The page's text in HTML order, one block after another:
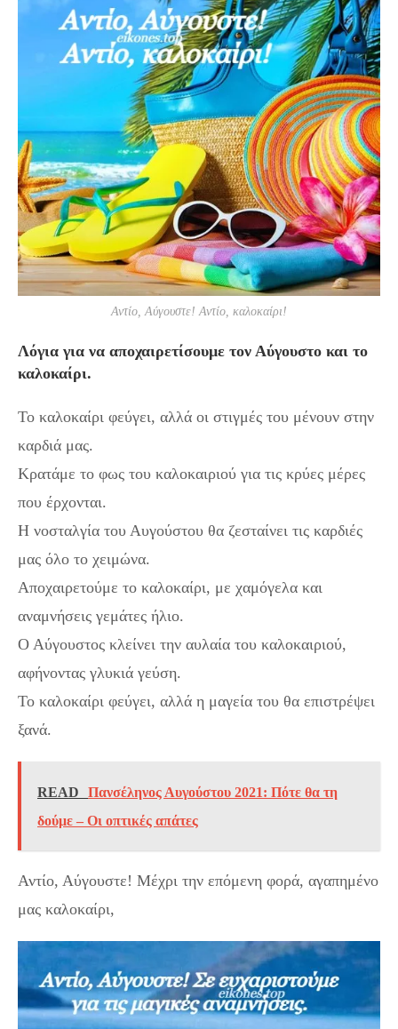
Αντίο, Αύγουστε! Αντίο, καλοκαίρι!
Λόγια για να αποχαιρετίσουμε τον Αύγουστο και το
καλοκαίρι.
Το καλοκαίρι φεύγει, αλλά οι στιγμές του μένουν στην
καρδιά μας.
Κρατάμε το φως του καλοκαιριού για τις κρύες μέρες
που έρχονται.
Η νοσταλγία του Αυγούστου θα ζεσταίνει τις καρδιές
μας όλο το χειμώνα.
Αποχαιρετούμε το καλοκαίρι, με χαμόγελα και
αναμνήσεις γεμάτες ήλιο.
Ο Αύγουστος κλείνει την αυλαία του καλοκαιριού,
αφήνοντας γλυκιά γεύση.
Το καλοκαίρι φεύγει, αλλά η μαγεία του θα επιστρέψει
ξανά.
READ
Πανσέληνος Αυγούστου 2021: Πότε θα τη
δούμε – Οι οπτικές απάτες
Αντίο, Αύγουστε! Μέχρι την επόμενη φορά, αγαπημένο
μας καλοκαίρι,